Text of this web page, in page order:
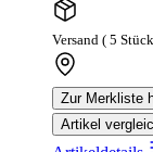
Versand ( 5
Zur Merkliste
Artikel